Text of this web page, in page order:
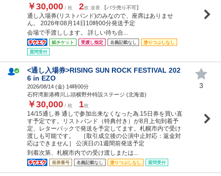
￥30,000 / 枚 2枚 連番 【バラ売り不可】
通し入場券(リストバンド)のみなので、座席はありませ
ん。 2026年08月14日10時00分発送予定
会場で手渡しします。 詳しい待ち合...
紙チケット 受渡し指定 名義記載なし
塗りつぶしなし
質問受付
<通し入場券>RISING SUN ROCK FESTIVAL 202
6 in EZO
2026/08/14 (金) 14時00分
石狩湾新港樽川ふ頭横野外特設ステージ (北海道)
￥30,000 / 枚 1枚
14/15通し券 通しで参加出来なくなった為.15日券を買い直
す予定です。リストバンド（特典付き）が8月上旬到着予
定、レターパックで発送を予定してます。札幌市内で受け
渡しも可能です。 ［取引成立後の公演中止対応：返金対
応はできません］ 公演日の1週間前発送予定
到着次第、札幌市内での受け渡しまたは...
発券番号 名義記載なし 塗りつぶしなし 質問受付
3